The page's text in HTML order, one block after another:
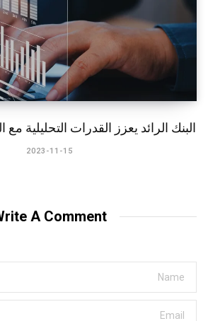
البنك الرائد يعزز القدرات التحليلية مع
2023-11-15
A Comment